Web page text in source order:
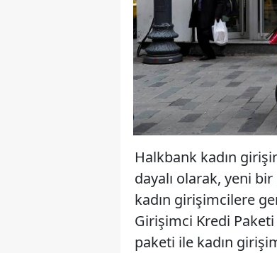
Halkbank kadın
dayalı olarak, yeni
kadın girişimcilere
Girişimci Kredi
paketi ile kadın